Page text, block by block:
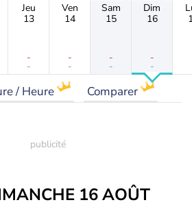
Jeu
13
-
-
Ven
14
-
-
Sam
15
-
-
Dim
16
-
-
/ Heure Comparer
16 AOÛT